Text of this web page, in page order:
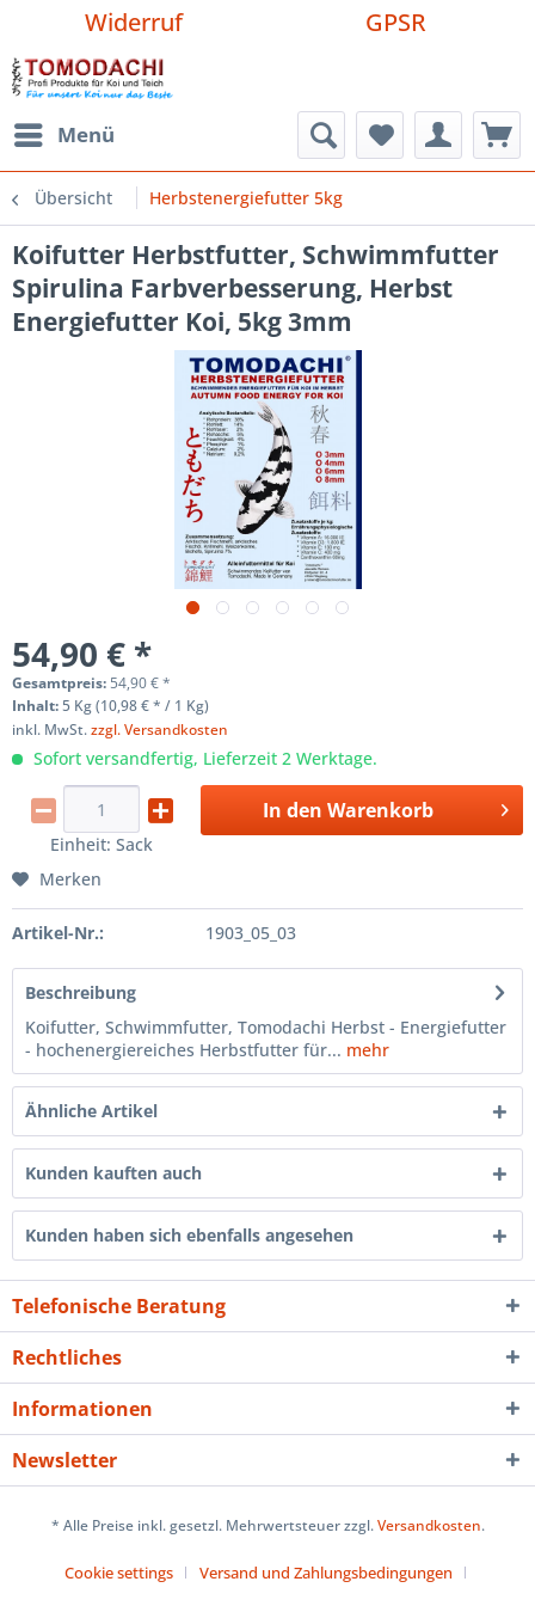
Widerruf GPSR
Menü
Übersicht Herbstenergiefutter 5kg
Koifutter Herbstfutter, Schwimmfutter
Spirulina Farbverbesserung, Herbst
Energiefutter Koi, 5kg 3mm
54,90 € *
Gesamtpreis: 54,90€*
Inhalt:5 Kg (10,98 € * / 1 Kg)
inkl. MwSt.zzgl. Versandkosten
Sofort versandfertig, Lieferzeit 2 Werktage.
Einheit: Sack
In den Warenkorb
Merken
Artikel-Nr.: 1903_05_03
Beschreibung
Koifutter, Schwimmfutter, Tomodachi Herbst - Energiefutter
- hochenergiereiches Herbstfutter für... mehr
Ähnliche Artikel
Kunden kauften auch
Kunden haben sich ebenfalls angesehen
Telefonische Beratung
Rechtliches
Informationen
Newsletter
* Alle Preise inkl. gesetzl. Mehrwertsteuer zzgl.Versandkosten.
Cookie settings
Versand und Zahlungsbedingungen